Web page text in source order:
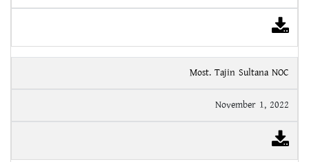
Most. Tajin Sultana NOC
November 1, 2022